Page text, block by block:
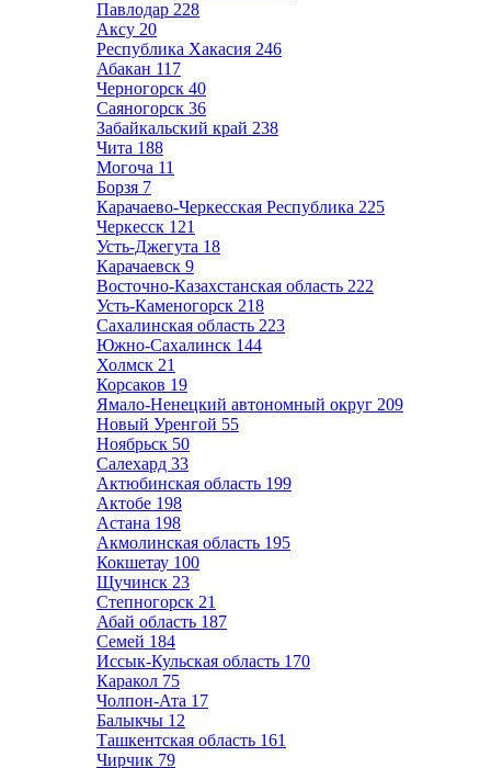
Павлодар 228
Аксу 20
Республика Хакасия 246
Абакан 117
Черногорск 40
Саяногорск 36
Забайкальский край 238
Чита 188
Могоча 11
Борзя 7
Карачаево-Черкесская Республика 225
Черкесск 121
Усть-Джегута 18
Карачаевск 9
Восточно-Казахстанская область 222
Усть-Каменогорск 218
Сахалинская область 223
Южно-Сахалинск 144
Холмск 21
Корсаков 19
Ямало-Ненецкий автономный округ 209
Новый Уренгой 55
Ноябрьск 50
Салехард 33
Актюбинская область 199
Актобе 198
Астана 198
Акмолинская область 195
Кокшетау 100
Щучинск 23
Степногорск 21
Абай область 187
Семей 184
Иссык-Кульская область 170
Каракол 75
Чолпон-Ата 17
Балыкчы 12
Ташкентская область 161
Чирчик 79